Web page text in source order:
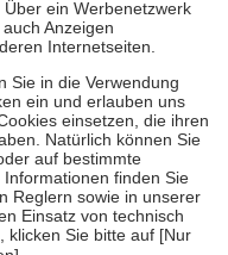
ihre eigene Gesundheit zu
zu unterstützen,
18. Lebensjahr
die von der